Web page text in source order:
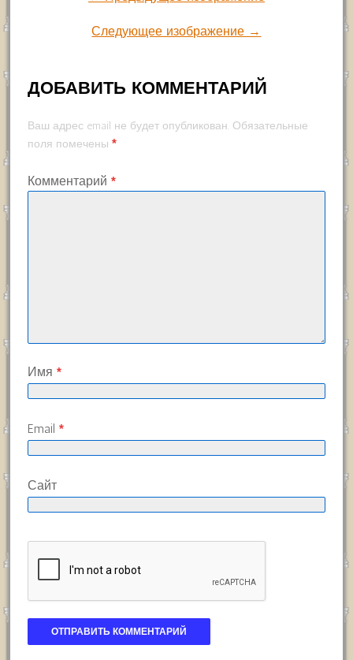
Следующее изображение →
ДОБАВИТЬ КОММЕНТАРИЙ
Ваш адрес email не будет опубликован. Обязательные
поля помечены *
Комментарий *
Имя *
Email *
Сайт